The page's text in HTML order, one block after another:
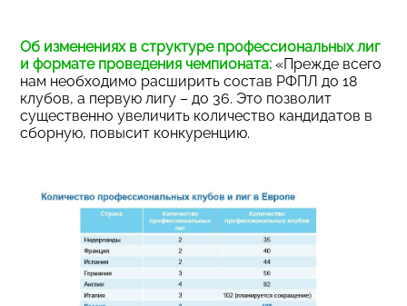
Об изменениях в структуре профессиональных лиг
и формате проведения чемпионата: «Прежде всего
нам необходимо расширить состав РФПЛ до 18
клубов, а первую лигу – до 36. Это позволит
существенно увеличить количество кандидатов в
сборную, повысит конкуренцию.